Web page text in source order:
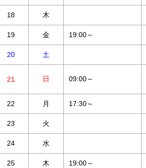
18 木
19 金 19:00～
20 土
21 日 09:00～
22 月 17:30～
23 火
24 水
25 木 19:00～